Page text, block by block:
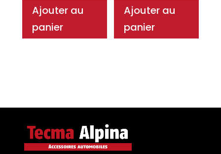
Ajouter au
panier
Ajouter au
panier